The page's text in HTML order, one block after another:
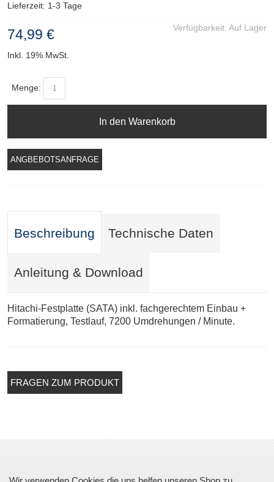
Lieferzeit: 1-3 Tage
Verfügbarkeit: Auf Lager
74,99 €
Inkl. 19% MwSt.
Menge:
In den Warenkorb
ANGBEBOTSANFRAGE
Beschreibung Technische Daten
Anleitung & Download
Hitachi-Festplatte (SATA) inkl. fachgerechtem Einbau +
Formatierung, Testlauf, 7200 Umdrehungen / Minute.
FRAGEN ZUM PRODUKT